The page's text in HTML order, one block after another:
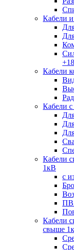
Кабели
Кабели
Кабели с
Кабели
1кВ
c
Кабели
свыше